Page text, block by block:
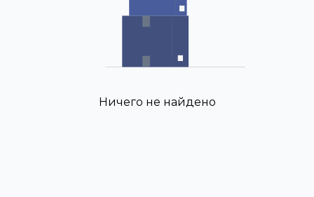
Ничего не найдено